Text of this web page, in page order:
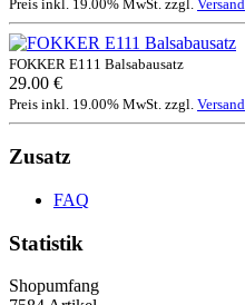
Preis inkl. 19.00% MwSt. zzgl. Versand
FOKKER E111 Balsabausatz
29.00 €
Preis inkl. 19.00% MwSt. zzgl. Versand
Zusatz
FAQ
Statistik
Shopumfang